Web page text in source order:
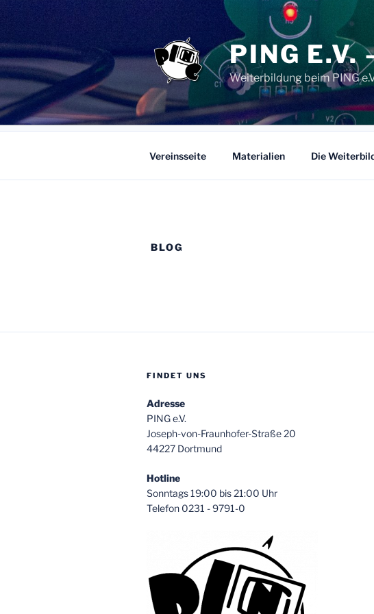
Zum
springen
PING E.V.
Weiterbildung beim PING
Vereinsseite Materialien Die
BLOG
FINDET UNS
Adresse
PING e.V.
Joseph-von-Fraunhofer-Straße 20
44227 Dortmund
Hotline
Sonntags 19:00 bis 21:00 Uhr
Telefon 0231 - 9791-0